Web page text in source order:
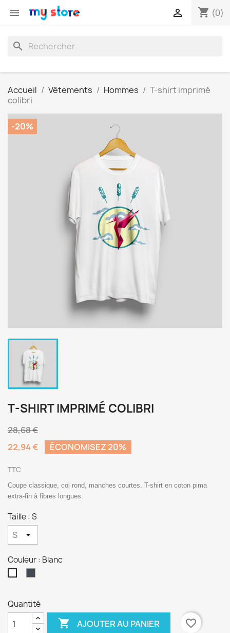
 shopping_cart (0)

search
Accueil Vêtements Hommes
T-shirt imprimé
colibri
-20%
T-SHIRT IMPRIMÉ COLIBRI
28,68 €
22,94 €
ÉCONOMISEZ 20%
TTC
Coupe classique, col rond, manches courtes. T-shirt en coton pima
extra-fin à fibres longues.
Taille : S
Couleur : Blanc
Quantité
 AJOUTER AU PANIER favorite_border